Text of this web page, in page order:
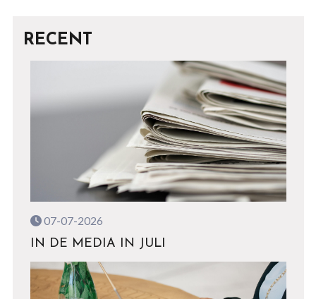
RECENT
07-07-2026
IN DE MEDIA IN JULI